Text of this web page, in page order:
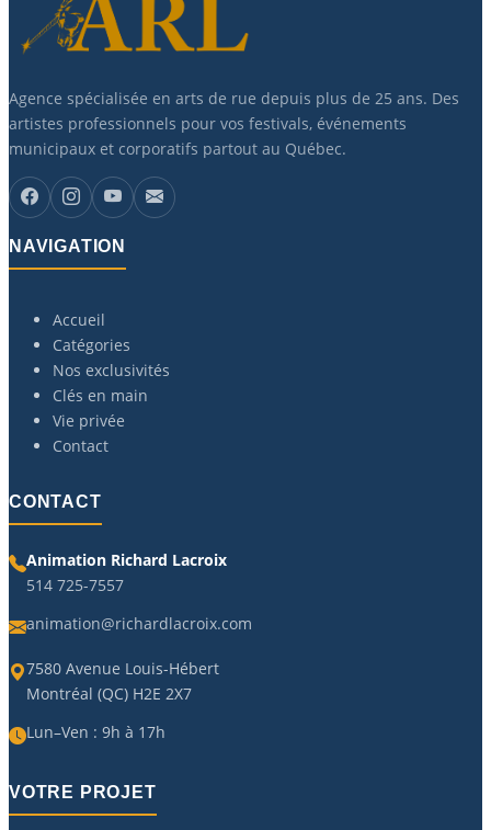
Agence spécialisée en arts de rue depuis plus de 25 ans. Des
artistes professionnels pour vos festivals, événements
municipaux et corporatifs partout au Québec.
NAVIGATION
Accueil
Catégories
Nos exclusivités
Clés en main
Vie privée
Contact
CONTACT
Animation Richard Lacroix
514 725-7557
animation@richardlacroix.com
7580 Avenue Louis-Hébert
Montréal (QC) H2E 2X7
Lun–Ven : 9h à 17h
VOTRE PROJET